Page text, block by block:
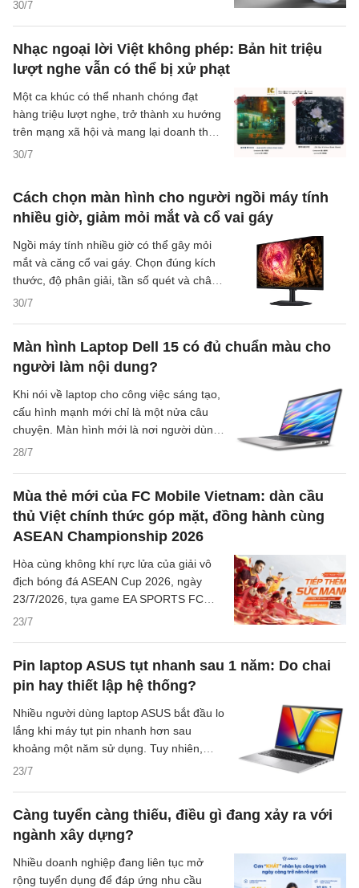
30/7
thể thao bền bỉ, theo dõi sức khỏe tốt và
pin đủ yên tâm cho lịch tập dày, đây là
sử dụng thực tế thay vì chỉ bằng sức hút
lúc mới ra mắt.
Nhạc ngoại lời Việt không phép: Bản hit triệu
lượt nghe vẫn có thể bị xử phạt
30/7
Một ca khúc có thể nhanh chóng đạt
hàng triệu lượt nghe, trở thành xu hướng
trên mạng xã hội và mang lại doanh thu
đáng kể. Tuy nhiên, nếu phần lời Việt
quyền tác giả, sức hút của bài hát không
thể loại trừ nguy cơ bị xử lý theo quy định
pháp luật.
Cách chọn màn hình cho người ngồi máy tính
nhiều giờ, giảm mỏi mắt và cổ vai gáy
30/7
Ngồi máy tính nhiều giờ có thể gây mỏi
mắt và căng cổ vai gáy. Chọn đúng kích
thước, độ phân giải, tần số quét và chân
đế sẽ giúp trải nghiệm dễ chịu hơn.
Màn hình Laptop Dell 15 có đủ chuẩn màu cho
người làm nội dung?
28/7
Khi nói về laptop cho công việc sáng tạo,
cấu hình mạnh mới chỉ là một nửa câu
chuyện. Màn hình mới là nơi người dùng
nhìn, chỉnh và quyết định màu sắc cuối
trọng không chỉ là màn hình có đủ rộng
hay không, mà còn là có đủ chuẩn màu
cho nhu cầu làm nội dung hay chưa.
Mùa thẻ mới của FC Mobile Vietnam: dàn cầu
thủ Việt chính thức góp mặt, đồng hành cùng
ASEAN Championship 2026
23/7
Hòa cùng không khí rực lửa của giải vô
địch bóng đá ASEAN Cup 2026, ngày
23/7/2026, tựa game EA SPORTS FC
Mobile Việt Nam đã chính thức trình làng
"Tiếp Lửa Vô Địch Đông Nam Á". Đây là
bước đi thiết thực nhằm tiếp lửa cho Đội
tuyển Việt Nam trên hành trình bảo vệ
ngôi vương khu vực.
Pin laptop ASUS tụt nhanh sau 1 năm: Do chai
pin hay thiết lập hệ thống?
23/7
Nhiều người dùng laptop ASUS bắt đầu lo
lắng khi máy tụt pin nhanh hơn sau
khoảng một năm sử dụng. Tuy nhiên,
thời lượng pin giảm chưa chắc đồng
hình và cường độ sử dụng hằng ngày
cũng có thể khiến máy hao pin rõ hơn.
Càng tuyển càng thiếu, điều gì đang xảy ra với
ngành xây dựng?
Nhiều doanh nghiệp đang liên tục mở
rộng tuyển dụng để đáp ứng nhu cầu